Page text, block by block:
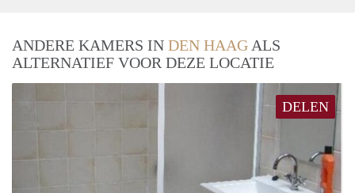
ANDERE KAMERS IN DEN HAAG ALS
ALTERNATIEF VOOR DEZE LOCATIE
DELEN